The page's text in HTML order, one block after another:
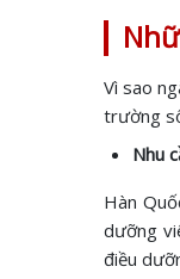
Vì sao
trường
Nhu
Hàn
dưỡng
điều